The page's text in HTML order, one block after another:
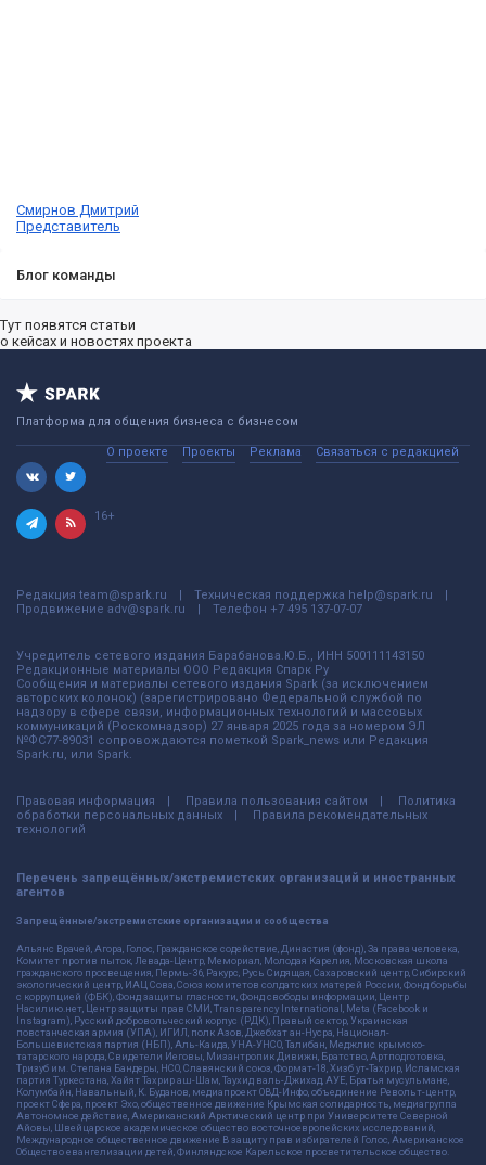
Смирнов Дмитрий
Представитель
Блог команды
Тут появятся статьи
о кейсах и новостях проекта
Платформа для общения бизнеса с бизнесом
О проекте Проекты Реклама Связаться с редакцией
16+
Редакция team@spark.ru Техническая поддержка help@spark.ru
Продвижение adv@spark.ru Телефон +7 495 137-07-07
Учредитель сетевого издания Барабанова.Ю.Б., ИНН 500111143150
Редакционные материалы ООО Редакция Спарк Ру
Сообщения и материалы сетевого издания Spark (за исключением
авторских колонок) (зарегистрировано Федеральной службой по
надзору в сфере связи, информационных технологий и массовых
коммуникаций (Роскомнадзор) 27 января 2025 года за номером ЭЛ
№ФС77-89031 сопровождаются пометкой Spark_news или Редакция
Spark.ru, или Spark.
Правовая информация Правила пользования сайтом
Политика
обработки персональных данных
Правила рекомендательных
технологий
Перечень запрещённых/экстремистских организаций и иностранных
агентов
Запрещённые/экстремистские организации и сообщества
Альянс Врачей, Агора, Голос, Гражданское содействие, Династия (фонд), За права человека,
Комитет против пыток, Левада-Центр, Мемориал, Молодая Карелия, Московская школа
гражданского просвещения, Пермь-36, Ракурс, Русь Сидящая, Сахаровский центр, Сибирский
экологический центр, ИАЦ Сова, Союз комитетов солдатских матерей России, Фонд борьбы
с коррупцией (ФБК), Фонд защиты гласности, Фонд свободы информации, Центр
Насилию.нет, Центр защиты прав СМИ, Transparency International, Meta (Facebook и
Instagram), Русский добровольческий корпус (РДК), Правый сектор, Украинская
повстанческая армия (УПА), ИГИЛ, полк Азов, Джебхат ан-Нусра, Национал-
Большевистская партия (НБП), Аль-Каида, УНА-УНСО, Талибан, Меджлис крымско-
татарского народа, Свидетели Иеговы, Мизантропик Дивижн, Братство, Артподготовка,
Тризуб им. Степана Бандеры, НСО, Славянский союз, Формат-18, Хизб ут-Тахрир, Исламская
партия Туркестана, Хайят Тахрир аш-Шам, Таухид валь-Джихад, АУЕ, Братья мусульмане,
Колумбайн, Навальный, К. Буданов, медиапроект ОВД-Инфо, объединение Револьт-центр,
проект Сфера, проект Эхо, общественное движение Крымская солидарность, медиагруппа
Автономное действие, Американский Арктический центр при Университете Северной
Айовы, Швейцарское академическое общество восточноевропейских исследований,
Международное общественное движение В защиту прав избирателей Голос, Американское
Общество евангелизации детей, Финляндское Карельское просветительское общество.